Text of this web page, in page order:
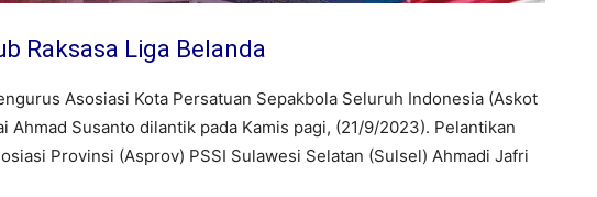
Raksasa Liga Belanda
Asosiasi Kota Persatuan Sepakbola Seluruh Indonesia (Askot
Ahmad Susanto dilantik pada Kamis pagi, (21/9/2023). Pelantikan
Provinsi (Asprov) PSSI Sulawesi Selatan (Sulsel) Ahmadi Jafri